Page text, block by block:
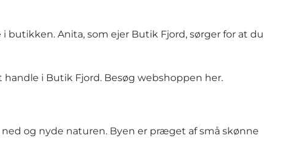
Anita, som ejer Butik Fjord, sørger for at du
handle i Butik Fjord. Besøg webshoppen her.
og nyde naturen. Byen er præget af små skønne